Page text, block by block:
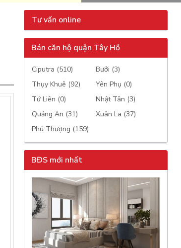
Tư vấn online
Bán căn hộ quận Tây Hồ
Ciputra (510)
Bưởi (3)
Thụy Khuê (92)
Yên Phụ (0)
Tứ Liên (0)
Nhật Tân (3)
Quảng An (31)
Xuân La (37)
Phú Thượng (159)
BĐS mới nhất